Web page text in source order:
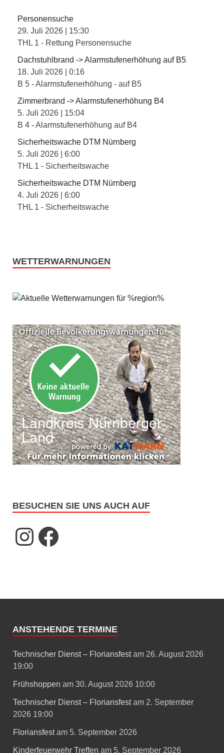
Personensuche
29. Juli 2026
15:30
THL 1 - Rettung Personensuche
Dachstuhlbrand -> Alarmstufenerhöhung auf B5
18. Juli 2026
0:16
B 5 - Alarmstufenerhöhung - auf B5
Zimmerbrand -> Alarmstufenerhöhung B4
5. Juli 2026
15:04
B 4 - Alarmstufenerhöhung auf B4
Sicherheitswache DTM Nürnberg
5. Juli 2026
6:00
THL 1 - Sicherheitswache
Sicherheitswache DTM Nürnberg
4. Juli 2026
6:00
THL 1 - Sicherheitswache
WETTERWARNUNGEN
BESUCHEN SIE UNS AUCH AUF
ANSTEHENDE TERMINE
Technischer Dienst – Floriansfestam 26. August 2026
19:00
Frühshoppen am 30. August 2026 10:00
Technischer Dienst – Floriansfestam 2. September
2026 19:00
Floriansfestam 5. September 2026
Kinderfeuerwehr Treffen am 5. September 2026